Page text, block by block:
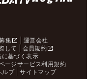
集
運営会社
して
会員規約
基づく表示
ージサービス利用規約
ルプ サイトマップ